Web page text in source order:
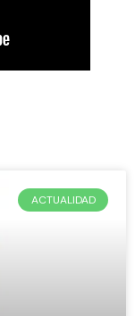
ACTUALIDAD